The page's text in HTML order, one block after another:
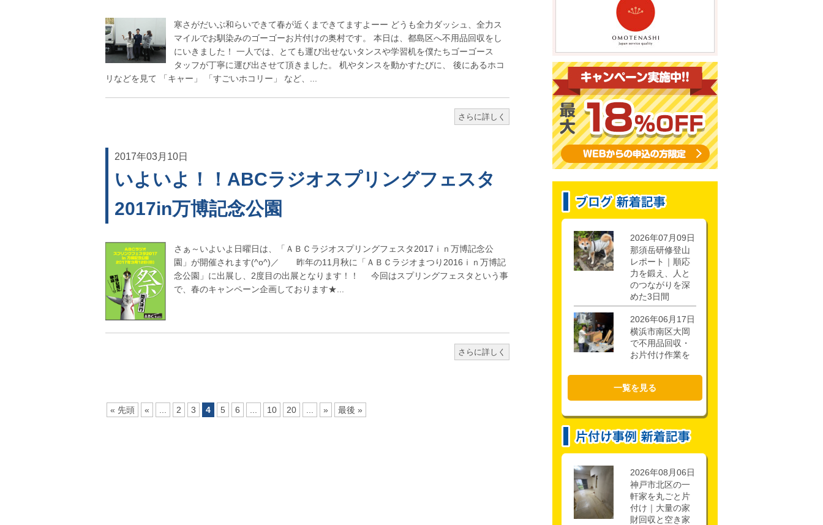
寒さがだいぶ和らいできて春が近くまできてますよーー どうも全力ダッシュ、全力ス
マイルでお馴染みのゴーゴーお片付けの奥村です。 本日は、都島区へ不用品回収をし
にいきました！ 一人では、とても運び出せないタンスや学習机を僕たちゴーゴース
タッフが丁寧に運び出させて頂きました。 机やタンスを動かすたびに、 後にあるホコ
リなどを見て 「キャー」 「すごいホコリー」 など、...
さらに詳しく
2017年03月10日
いよいよ！！ABCラジオスプリングフェスタ
2017in万博記念公園
さぁ～いよいよ日曜日は、「ＡＢＣラジオスプリングフェスタ2017ｉｎ万博記念公
園」が開催されます(^o^)／ 昨年の11月秋に「ＡＢＣラジオまつり2016ｉｎ万博記
念公園」に出展し、2度目の出展となります！！ 今回はスプリングフェスタという事
で、春のキャンペーン企画しております★...
さらに詳しく
« 先頭 « 2 3 4 5 6 10 20 » 最後 »
2026年07月09日
那須岳研修登山
レポート｜順応
力を鍛え、人と
のつながりを深
めた3日間
2026年06月17日
横浜市南区大岡
で不用品回収・
お片付け作業を
2026年02月21日
CSR活動報告 枚
ププロジェクト
一覧を見る
2026年08月06日
神戸市北区の一
軒家を丸ごと片
付け｜大量の家
財回収と空き家